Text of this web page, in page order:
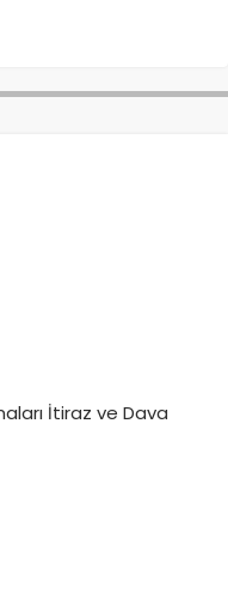
İtiraz ve Dava